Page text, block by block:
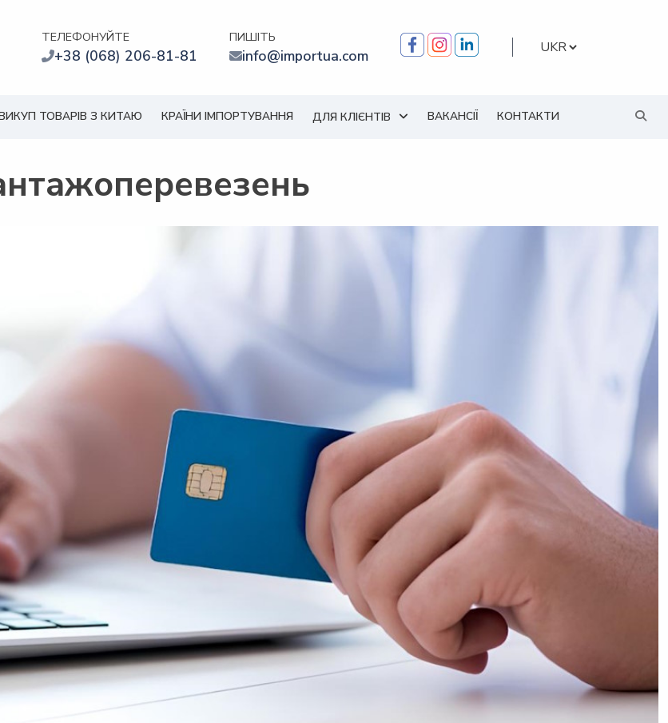
ТЕЛЕФОНУЙТЕ
+38 (068) 206-81-81
ПИШІТЬ
info@importua.com
Вибрати
ТОВАРІВ З КИТАЮ КРАЇНИ ІМПОРТУВАННЯ ДЛЯ КЛІЄНТІВ ВАКАНСІЇ КОНТАКТИ